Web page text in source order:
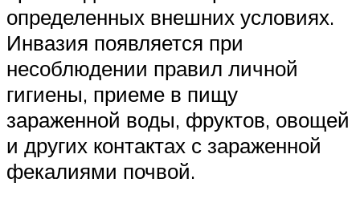
определенных внешних условиях.
Инвазия появляется при
несоблюдении правил личной
гигиены, приеме в пищу
зараженной воды, фруктов, овощей
и других контактах с зараженной
фекалиями почвой.